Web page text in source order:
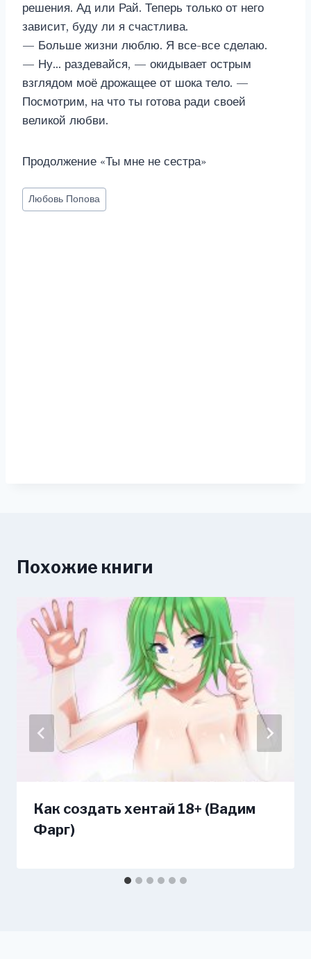
решения. Ад или Рай. Теперь только от него
зависит, буду ли я счастлива.
— Больше жизни люблю. Я все-все сделаю.
— Ну… раздевайся, — окидывает острым
взглядом моё дрожащее от шока тело. —
Посмотрим, на что ты готова ради своей
великой любви.
Продолжение «Ты мне не сестра»
Метки
записи:
Любовь Попова
Похожие книги
Как создать хентай 18+ (Вадим
Фарг)